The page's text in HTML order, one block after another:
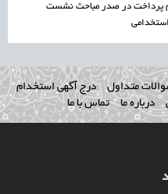
پرداخت در صدر مباحث نشست
متداول
درج آگهی استخدام
درباره ما تماس با ما